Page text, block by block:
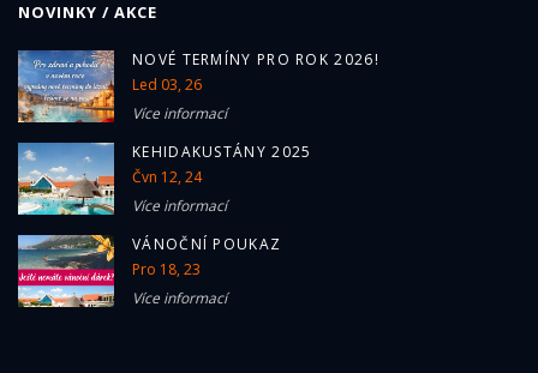
NOVINKY / AKCE
NOVÉ TERMÍNY PRO ROK 2026!
Led 03, 26
Více informací
KEHIDAKUSTÁNY 2025
Čvn 12, 24
Více informací
VÁNOČNÍ POUKAZ
Pro 18, 23
Více informací